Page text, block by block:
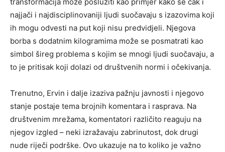
najjači i najdisciplinovaniji ljudi suočavaju s izazovima koji
ih mogu odvesti na put koji nisu predvidjeli. Njegova
borba s dodatnim kilogramima može se posmatrati kao
simbol šireg problema s kojim se mnogi ljudi suočavaju, a
to je pritisak koji dolazi od društvenih normi i očekivanja.
Trenutno, Ervin i dalje izaziva pažnju javnosti i njegovo
stanje postaje tema brojnih komentara i rasprava. Na
društvenim mrežama, komentatori različito reaguju na
njegov izgled – neki izražavaju zabrinutost, dok drugi
nude riječi podrške. Ovo ukazuje na to koliko je važno